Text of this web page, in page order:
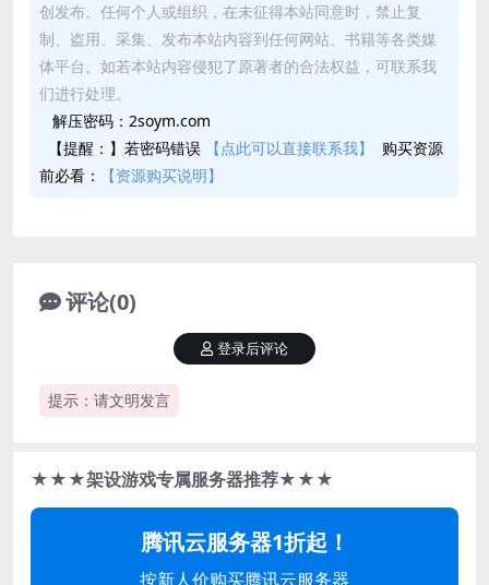
创发布。任何个人或组织，在未征得本站同意时，禁止复
制、盗用、采集、发布本站内容到任何网站、书籍等各类媒
体平台。如若本站内容侵犯了原著者的合法权益，可联系我
们进行处理。
解压密码：2soym.com
【提醒：】若密码错误
【点此可以直接联系我】
购买资源
前必看：
【资源购买说明】
评论(0)
提示：请文明发言
登录后评论
★★★架设游戏专属服务器推荐★★★
腾讯云服务器1折起！
按新人价购买腾讯云服务器